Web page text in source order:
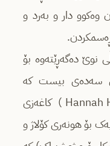
وەکوو دار و بەرد و
نوێ دەگەڕێتەوە بۆ
سەدەی بیست کە
هونەرمەندی ئەڵمانی (هەننا هوێخ Hannah Hoch ) کاغەزی
بۆ هونەری کۆلاژ و